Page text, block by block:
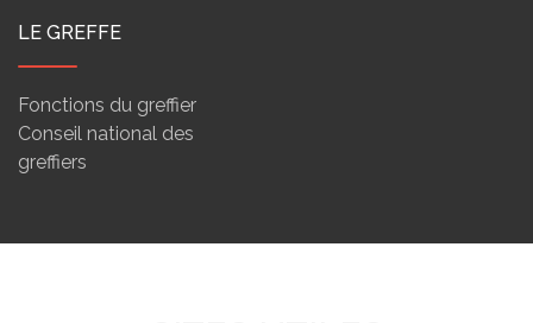
LE GREFFE
Fonctions du greffier
Conseil national des
greffiers